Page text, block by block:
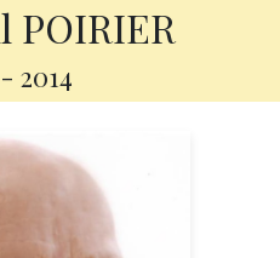
POIRIER
- 2014